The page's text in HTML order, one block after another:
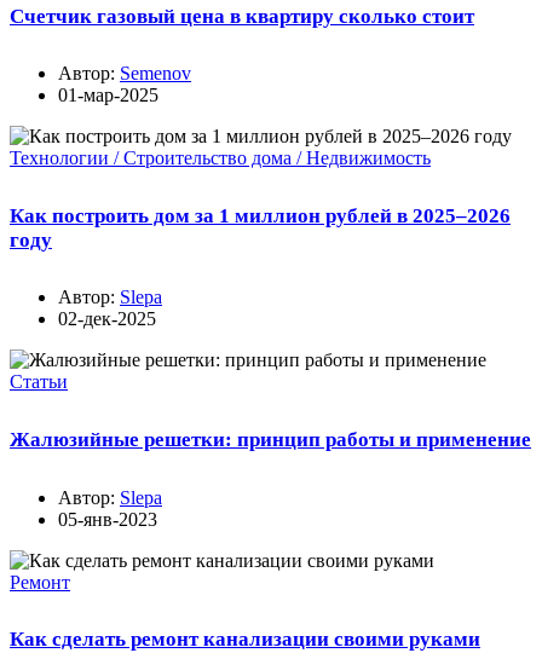
Счетчик газовый цена в квартиру сколько стоит
Автор: Semenov
01-мар-2025
Технологии / Строительство дома / Недвижимость
Как построить дом за 1 миллион рублей в 2025–2026
году
Автор: Slepa
02-дек-2025
Статьи
Жалюзийные решетки: принцип работы и применение
Автор: Slepa
05-янв-2023
Ремонт
Как сделать ремонт канализации своими руками